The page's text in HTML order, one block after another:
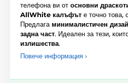
телефона ви от основни
AllWhite калъфът е точно това,
Предлага минималистичен
задна част. Идеален за тези,
излишества.
Повече информация ›